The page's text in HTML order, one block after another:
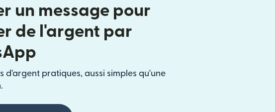
un message pour
de l'argent par
d'argent pratiques, aussi simples qu'une